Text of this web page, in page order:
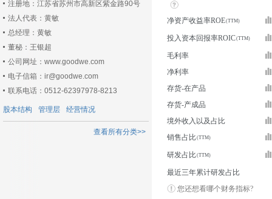
注册地：江苏省苏州市高新区紫金路90号
法人代表：黄敏
总经理：黄敏
董秘：王银超
公司网址：www.goodwe.com
电子信箱：ir@goodwe.com
联系电话：0512-62397978-8213
股本结构 管理层 经营情况
查看所有分类>>
净资产收益率ROE
投入资本回报率ROIC
毛利率
净利率
存货-在产品
存货-产成品
境外收入以及占比
销售占比
研发占比
最近三年累计研发占比
您还想看哪个财务指标?